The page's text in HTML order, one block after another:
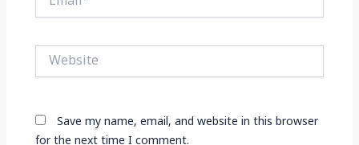
Website
Save my name, email, and website in this browser
for the next time I comment.